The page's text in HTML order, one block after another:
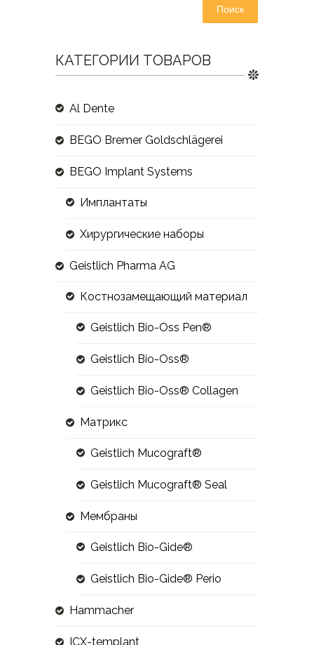
Поиск
КАТЕГОРИИ ТОВАРОВ
Al Dente
BEGO Bremer Goldschlägerei
BEGO Implant Systems
Имплантаты
Хирургические наборы
Geistlich Pharma AG
Костнозамещающий материал
Geistlich Bio-Oss Pen®
Geistlich Bio-Oss®
Geistlich Bio-Oss® Collagen
Матрикс
Geistlich Mucograft®
Geistlich Mucograft® Seal
Мембраны
Geistlich Bio-Gide®
Geistlich Bio-Gide® Perio
Hammacher
ICX-templant